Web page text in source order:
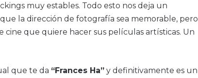
muy estables. Todo esto nos deja un
la dirección de fotografía sea memorable, pero
que quiere hacer sus películas artísticas. Un
que te da “Frances Ha” y definitivamente es un